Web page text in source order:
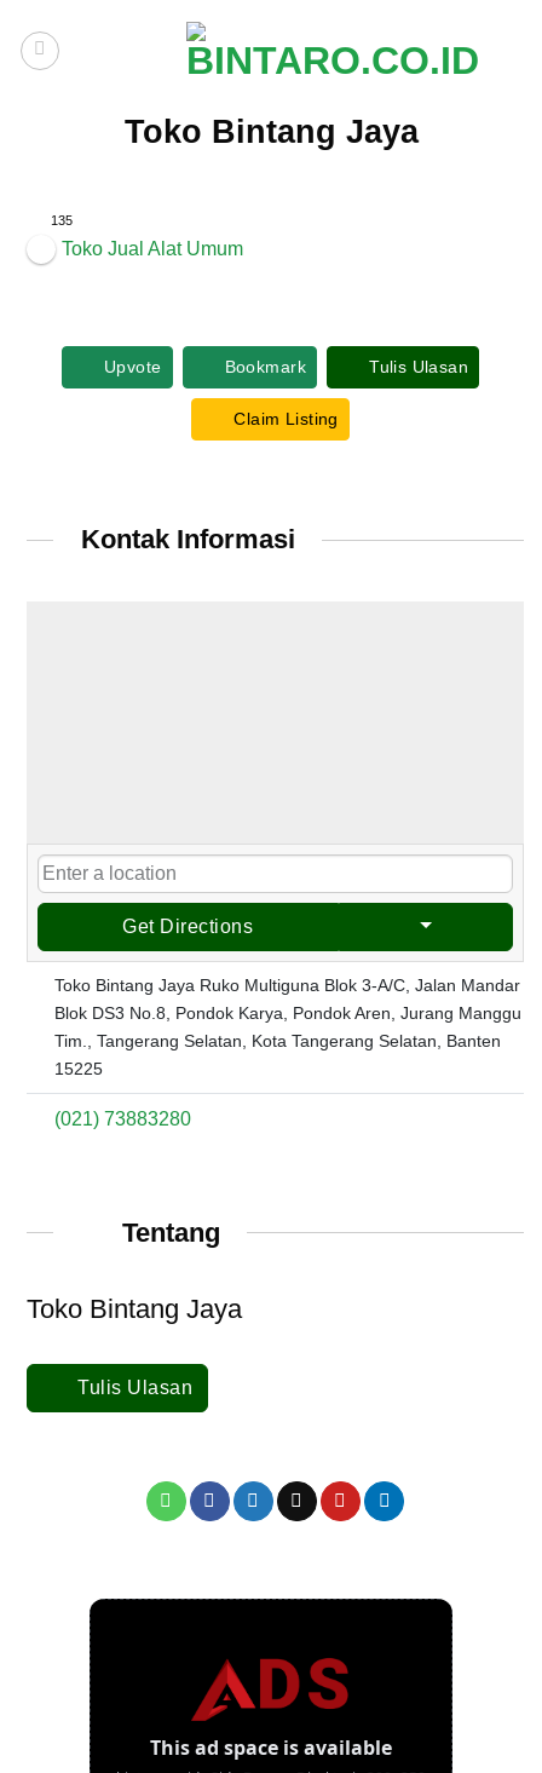
content
Toko Bintang Jaya
135
Toko Jual Alat Umum
Upvote Bookmark Tulis Ulasan
Claim Listing
Kontak Informasi
Get Directions
Toko Bintang Jaya Ruko Multiguna Blok 3-A/C, Jalan Mandar
Blok DS3 No.8, Pondok Karya, Pondok Aren, Jurang Manggu
Tim., Tangerang Selatan, Kota Tangerang Selatan, Banten
15225
(021) 73883280
Tentang
Toko Bintang Jaya
Tulis Ulasan